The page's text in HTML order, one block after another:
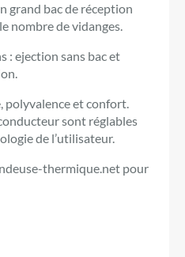
grand bac de réception
nombre de vidanges.
: ejection sans bac et
polyvalence et confort.
sont réglables
de l’utilisateur.
thermique.net pour